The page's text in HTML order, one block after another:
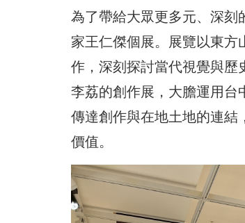
為了帶給大眾更多元、深刻
家王仁傑個展。展覽以東方
作，深刻探討當代視覺與歷
李荔的創作展，大膽運用台
傳達創作與在地土地的連結
價值。